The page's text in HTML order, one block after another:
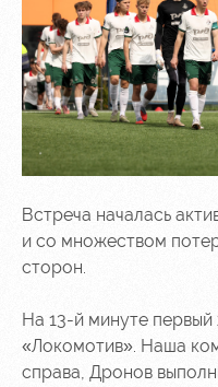
Встреча началась
и со множеством
сторон.
На 13-й минуте
«Локомотив». Наша
справа, Дронов